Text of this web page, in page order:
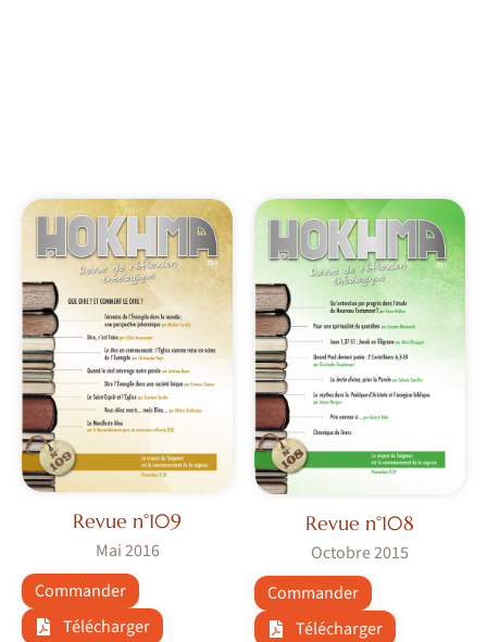
Revue n°109
Mai 2016
Commander
Télécharger
Revue n°108
Octobre 2015
Commander
Télécharger